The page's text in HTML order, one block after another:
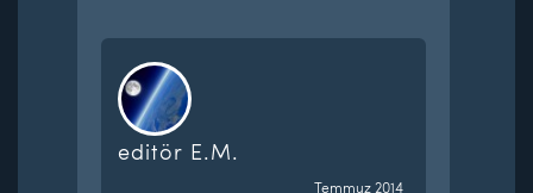
editör E.M.
Temmuz 2014